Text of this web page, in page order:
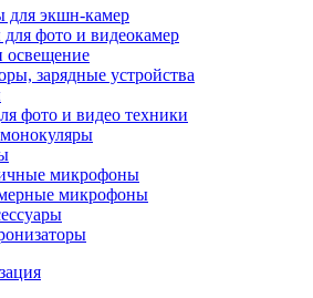
для экшн-камер
фото и видеокамер
зарядные устройства
фото и видео техники
микрофоны
микрофоны